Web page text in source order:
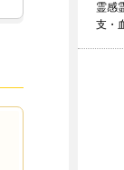
霊感
支・